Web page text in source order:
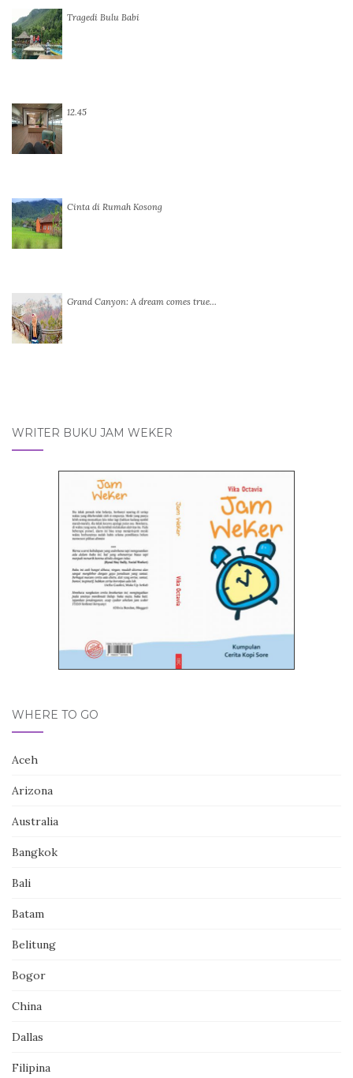
Tragedi Bulu Babi
12.45
Cinta di Rumah Kosong
Grand Canyon: A dream comes true…
WRITER BUKU JAM WEKER
WHERE TO GO
Aceh
Arizona
Australia
Bangkok
Bali
Batam
Belitung
Bogor
China
Dallas
Filipina